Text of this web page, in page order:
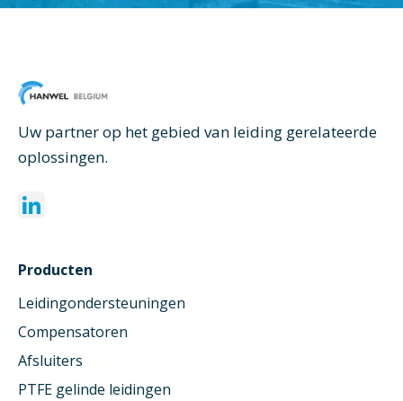
Uw partner op het gebied van leiding gerelateerde
oplossingen.
Producten
Leidingondersteuningen
Compensatoren
Afsluiters
PTFE gelinde leidingen